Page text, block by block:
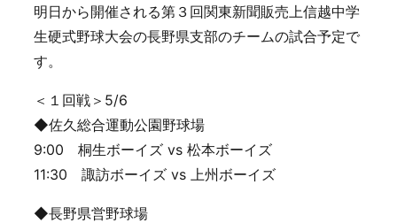
明日から開催される第３回関東新聞販売上信越中学
生硬式野球大会の長野県支部のチームの試合予定で
す。
＜１回戦＞5/6
◆佐久総合運動公園野球場
9:00 桐生ボーイズ vs 松本ボーイズ
11:30 諏訪ボーイズ vs 上州ボーイズ
◆長野県営野球場